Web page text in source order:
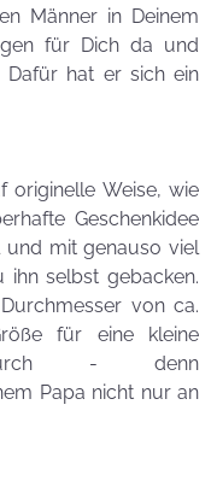
Männer in Deinem
für Dich da und
Dafür hat er sich ein
originelle Weise, wie
Geschenkidee
und mit genauso viel
ihn selbst gebacken.
von ca.
für eine kleine
- denn
Papa nicht nur an